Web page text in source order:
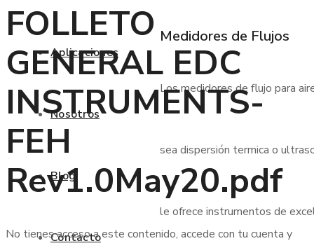
Aplicaciones
Nosotros
Blog
Contacto
Medidores de Flujos
Los medidores de flujo para
sea dispersión termica o
le ofrece instrumentos de
FOLLETO
GENERAL EDC
INSTRUMENTS-
FEH
Rev1.0May20.pdf
No tienes acceso a este contenido, accede con tu cuenta y